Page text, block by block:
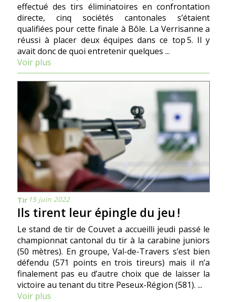
effectué des tirs éliminatoires en confrontation
directe, cinq sociétés cantonales sʼétaient
qualifiées pour cette finale à Bôle. La Verrisanne a
réussi à placer deux équipes dans ce top 5. Il y
avait donc de quoi entretenir quelques ...
Voir plus
Tir 15 juin 2022
Ils tirent leur épingle du jeu !
Le stand de tir de Couvet a accueilli jeudi passé le
championnat cantonal du tir à la carabine juniors
(50 mètres). En groupe, Val-de-Travers sʼest bien
défendu (571 points en trois tireurs) mais il nʼa
finalement pas eu dʼautre choix que de laisser la
victoire au tenant du titre Peseux-Région (581). ...
Voir plus